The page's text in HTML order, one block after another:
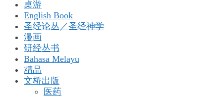
桌游
English Book
圣经论丛／圣经神学
漫画
研经丛书
Bahasa Melayu
精品
文桥出版
医药